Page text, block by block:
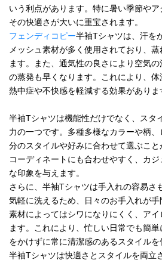
いう利点があります。特に暑い季節やア
その快適さが大いに重宝されます。
フェンディコピー半袖Tシャツは、汗を
メッシュ素材が多く使用されており、
ます。また、通気性の良さにより空気
の蒸発も早くなります。これにより、体
熱中症や不快感を軽減する効果がありま
半袖Tシャツは機能性だけでなく、スタ
力の一つです。多種多様なカラーや柄
分のスタイルや好みに合わせて選ぶこ
コーディネートにも合わせやすく、カ
な印象を与えます。
さらに、半袖Tシャツは手入れの容易さ
気軽に洗えるため、日々のお手入れが手
素材によってはシワになりにくく、ア
ます。これにより、忙しい日常でも簡
をかけずに常に清潔感のあるスタイルを
半袖Tシャツは快適さとスタイルを両立